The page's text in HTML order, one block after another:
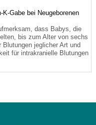
Gabe bei Neugeborenen
dass Babys, die
bis zum Alter von sechs
jeglicher Art und
für intrakranielle Blutungen